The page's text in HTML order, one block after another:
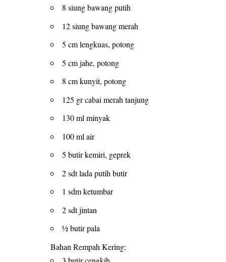
8 siung bawang putih
12 siung bawang merah
5 cm lengkuas, potong
5 cm jahe, potong
8 cm kunyit, potong
125 gr cabai merah tanjung
130 ml minyak
100 ml air
5 butir kemiri, geprek
2 sdt lada putih butir
1 sdm ketumbar
2 sdt jintan
½ butir pala
Bahan Rempah Kering: